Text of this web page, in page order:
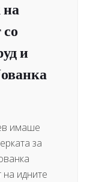
на
и
имаше
за
на идните